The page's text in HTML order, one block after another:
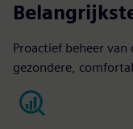
Proactief beheer
gezondere,